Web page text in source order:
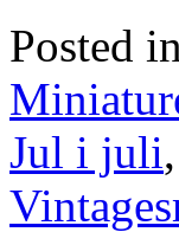
Posted in
Jul i juli,